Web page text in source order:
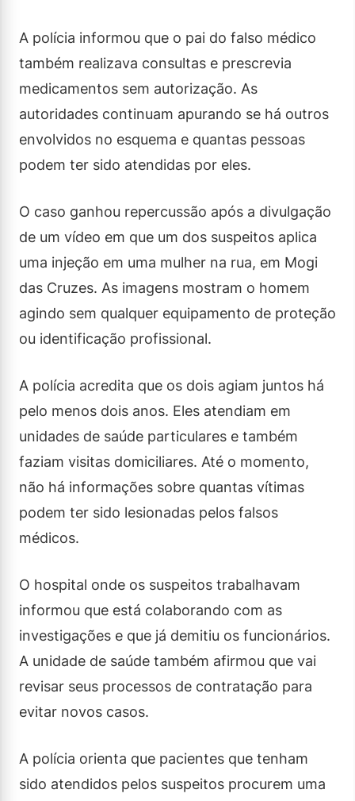
A polícia informou que o pai do falso médico
também realizava consultas e prescrevia
medicamentos sem autorização. As
autoridades continuam apurando se há outros
envolvidos no esquema e quantas pessoas
podem ter sido atendidas por eles.
O caso ganhou repercussão após a divulgação
de um vídeo em que um dos suspeitos aplica
uma injeção em uma mulher na rua, em Mogi
das Cruzes. As imagens mostram o homem
agindo sem qualquer equipamento de proteção
ou identificação profissional.
A polícia acredita que os dois agiam juntos há
pelo menos dois anos. Eles atendiam em
unidades de saúde particulares e também
faziam visitas domiciliares. Até o momento,
não há informações sobre quantas vítimas
podem ter sido lesionadas pelos falsos
médicos.
O hospital onde os suspeitos trabalhavam
informou que está colaborando com as
investigações e que já demitiu os funcionários.
A unidade de saúde também afirmou que vai
revisar seus processos de contratação para
evitar novos casos.
A polícia orienta que pacientes que tenham
sido atendidos pelos suspeitos procurem uma